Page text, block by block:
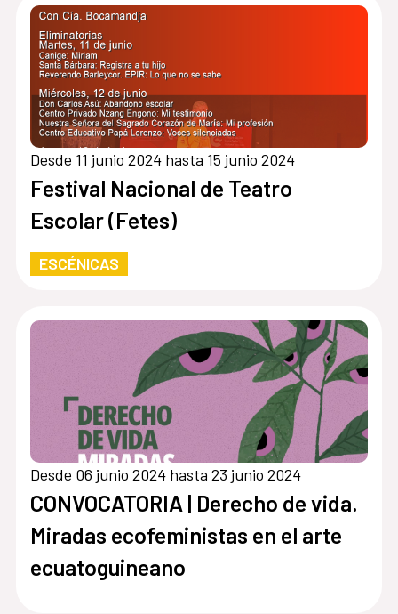
Desde 11 junio 2024 hasta 15 junio 2024
Festival Nacional de Teatro
Escolar (Fetes)
ESCÉNICAS
Desde 06 junio 2024 hasta 23 junio 2024
CONVOCATORIA | Derecho de vida.
Miradas ecofeministas en el arte
ecuatoguineano